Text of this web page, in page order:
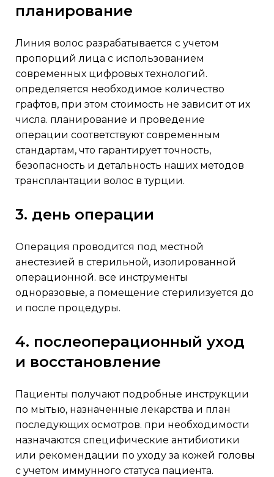
планирование
линия волос разрабатывается с учетом
пропорций лица с использованием
современных цифровых технологий.
определяется необходимое количество
графтов, при этом стоимость не зависит от их
числа. планирование и проведение
операции соответствуют современным
стандартам, что гарантирует точность,
безопасность и детальность наших методов
трансплантации волос в турции.
3. день операции
операция проводится под местной
анестезией в стерильной, изолированной
операционной. все инструменты
одноразовые, а помещение стерилизуется до
и после процедуры.
4. послеоперационный уход
и восстановление
пациенты получают подробные инструкции
по мытью, назначенные лекарства и план
последующих осмотров. при необходимости
назначаются специфические антибиотики
или рекомендации по уходу за кожей головы
с учетом иммунного статуса пациента.